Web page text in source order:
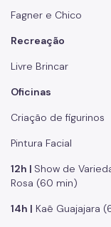
Fagner e Chico
Recreação
Livre Brincar
Oficinas
Criação de figurinos
Pintura Facial
12h | Show de
Rosa (60 min)
14h | Kaê Guajajara